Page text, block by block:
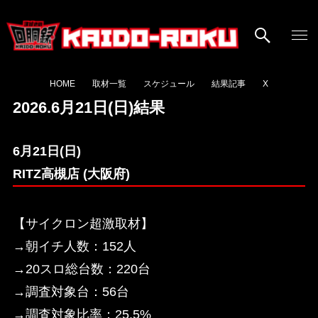
HOME 取材一覧 スケジュール 結果記事 X
2026.6月21日(日)結果
6月21日(日)
RITZ高槻店 (大阪府)
【サイクロン超激取材】
→朝イチ人数：152人
→20スロ総台数：220台
→調査対象台：56台
→調査対象比率：25.5%